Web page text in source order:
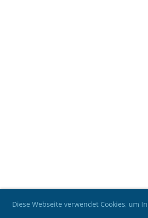
Diese Webseite verwendet Cookies, um